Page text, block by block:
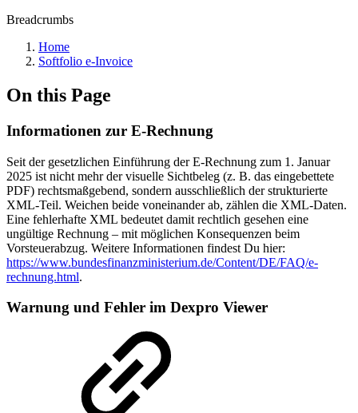
Breadcrumbs
Home
Softfolio e-Invoice
On this Page
Informationen zur E-Rechnung
Seit der gesetzlichen Einführung der E-Rechnung zum 1. Januar
2025 ist nicht mehr der visuelle Sichtbeleg (z. B. das eingebettete
PDF) rechtsmaßgebend, sondern ausschließlich der strukturierte
XML-Teil. Weichen beide voneinander ab, zählen die XML-Daten.
Eine fehlerhafte XML bedeutet damit rechtlich gesehen eine
ungültige Rechnung – mit möglichen Konsequenzen beim
Vorsteuerabzug. Weitere Informationen findest Du hier:
https://www.bundesfinanzministerium.de/Content/DE/FAQ/e-
rechnung.html.
Warnung und Fehler im Dexpro Viewer